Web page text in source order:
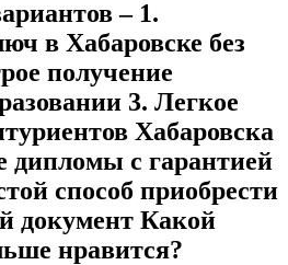
– 1.
в Хабаровске без
получение
3. Легкое
Хабаровска
с гарантией
способ приобрести
документ Какой
нравится?